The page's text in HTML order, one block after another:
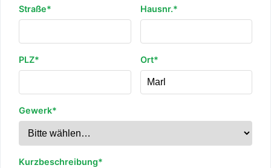
Straße* Hausnr.*
PLZ* Ort*
Gewerk*
Kurzbeschreibung*